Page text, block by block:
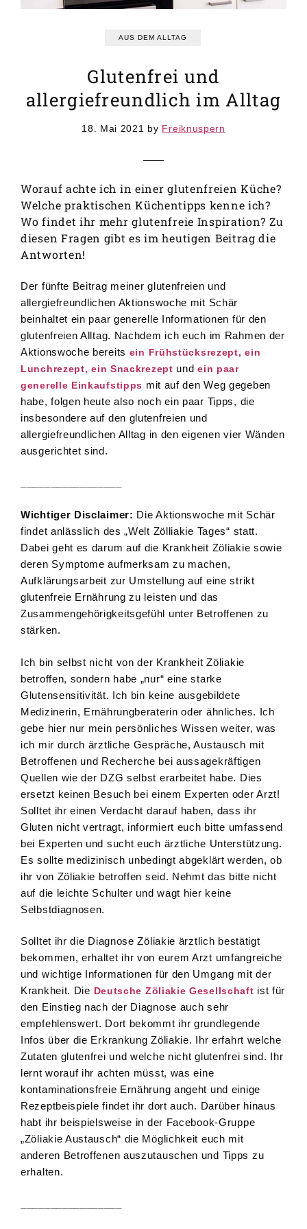
AUS DEM ALLTAG
Glutenfrei und
allergiefreundlich im Alltag
18. Mai 2021 by Freiknuspern
Worauf achte ich in einer glutenfreien Küche?
Welche praktischen Küchentipps kenne ich?
Wo findet ihr mehr glutenfreie Inspiration? Zu
diesen Fragen gibt es im heutigen Beitrag die
Antworten!
Der fünfte Beitrag meiner glutenfreien und
allergiefreundlichen Aktionswoche mit Schär
beinhaltet ein paar generelle Informationen für den
glutenfreien Alltag. Nachdem ich euch im Rahmen der
Aktionswoche bereits ein Frühstücksrezept, ein
Lunchrezept, ein Snackrezept undein paar
generelle Einkaufstipps mit auf den Weg gegeben
habe, folgen heute also noch ein paar Tipps, die
insbesondere auf den glutenfreien und
allergiefreundlichen Alltag in den eigenen vier Wänden
ausgerichtet sind.
Wichtiger Disclaimer: Die Aktionswoche mit Schär
findet anlässlich des „Welt Zölliakie Tages“ statt.
Dabei geht es darum auf die Krankheit Zöliakie sowie
deren Symptome aufmerksam zu machen,
Aufklärungsarbeit zur Umstellung auf eine strikt
glutenfreie Ernährung zu leisten und das
Zusammengehörigkeitsgefühl unter Betroffenen zu
stärken.
Ich bin selbst nicht von der Krankheit Zöliakie
betroffen, sondern habe „nur“ eine starke
Glutensensitivität. Ich bin keine ausgebildete
Medizinerin, Ernährungberaterin oder ähnliches. Ich
gebe hier nur mein persönliches Wissen weiter, was
ich mir durch ärztliche Gespräche, Austausch mit
Betroffenen und Recherche bei aussagekräftigen
Quellen wie der DZG selbst erarbeitet habe. Dies
ersetzt keinen Besuch bei einem Experten oder Arzt!
Solltet ihr einen Verdacht darauf haben, dass ihr
Gluten nicht vertragt, informiert euch bitte umfassend
bei Experten und sucht euch ärztliche Unterstützung.
Es sollte medizinisch unbedingt abgeklärt werden, ob
ihr von Zöliakie betroffen seid. Nehmt das bitte nicht
auf die leichte Schulter und wagt hier keine
Selbstdiagnosen.
Solltet ihr die Diagnose Zöliakie ärztlich bestätigt
bekommen, erhaltet ihr von eurem Arzt umfangreiche
und wichtige Informationen für den Umgang mit der
Krankheit. Die Deutsche Zöliakie Gesellschaft ist für
den Einstieg nach der Diagnose auch sehr
empfehlenswert. Dort bekommt ihr grundlegende
Infos über die Erkrankung Zöliakie. Ihr erfahrt welche
Zutaten glutenfrei und welche nicht glutenfrei sind. Ihr
lernt worauf ihr achten müsst, was eine
kontaminationsfreie Ernährung angeht und einige
Rezeptbeispiele findet ihr dort auch. Darüber hinaus
habt ihr beispielsweise in der Facebook-Gruppe
„Zöliakie Austausch“ die Möglichkeit euch mit
anderen Betroffenen auszutauschen und Tipps zu
erhalten.